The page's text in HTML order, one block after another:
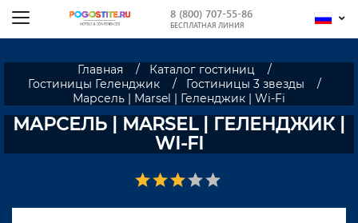
8 (800) 707-55-86
БЕСПЛАТНАЯ ЛИНИЯ
Главная
Каталог гостиниц
Гостиницы Геленджик
Гостиницы 3 звезды
Марсель | Marsel | Геленджик | Wi-Fi
МАРСЕЛЬ | MARSEL | ГЕЛЕНДЖИК |
WI-FI